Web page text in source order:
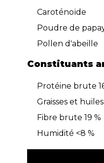
Caroténoïde
Poudre de
Pollen d'abeille
Constituants
Protéine brute
Graisses et
Fibre brute 19 %
Humidité <8 %